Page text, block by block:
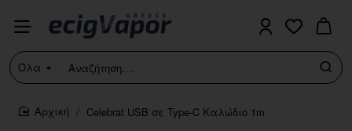
Όλα
Αναζήτηση....
home
Celebrat USB σε Type-C Καλώδιο 1m